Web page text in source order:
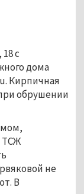
с
дома
Кирпичная
обрушении
ТСЖ
не
В